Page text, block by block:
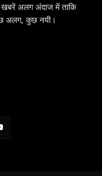
अलग अंदाज में ताकि
अलग, कुछ नयी।